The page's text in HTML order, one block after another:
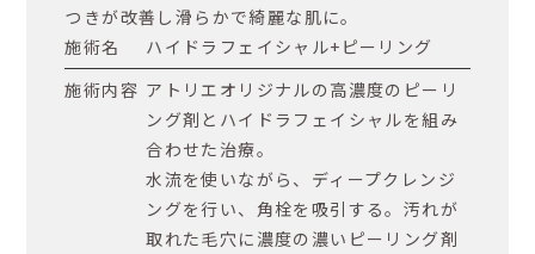
つきが改善し滑らかで綺麗な肌に。
施術名
ハイドラフェイシャル+ピーリング
施術内容 アトリエオリジナルの高濃度のピーリ
ング剤とハイドラフェイシャルを組み
合わせた治療。
水流を使いながら、ディープクレンジ
ングを行い、角栓を吸引する。汚れが
取れた毛穴に濃度の濃いピーリング剤